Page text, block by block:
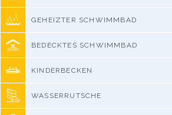
GEHEIZTER SCHWIMMBAD
BEDECKTES SCHWIMMBAD
KINDERBECKEN
WASSERRUTSCHE